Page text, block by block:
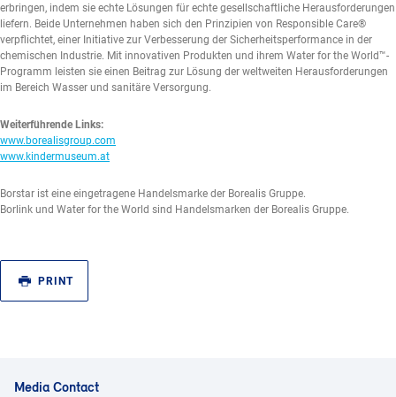
erbringen, indem sie echte Lösungen für echte gesellschaftliche Herausforderungen
liefern. Beide Unternehmen haben sich den Prinzipien von Responsible Care®
verpflichtet, einer Initiative zur Verbesserung der Sicherheitsperformance in der
chemischen Industrie. Mit innovativen Produkten und ihrem Water for the World™-
Programm leisten sie einen Beitrag zur Lösung der weltweiten Herausforderungen
im Bereich Wasser und sanitäre Versorgung.
Weiterführende Links:
www.borealisgroup.com
www.kindermuseum.at
Borstar ist eine eingetragene Handelsmarke der Borealis Gruppe.
Borlink und Water for the World sind Handelsmarken der Borealis Gruppe.
PRINT
Media Contact